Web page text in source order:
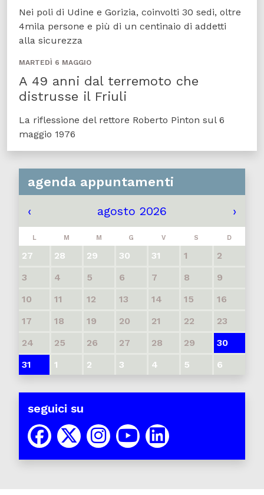
Nei poli di Udine e Gorizia, coinvolti 30 sedi, oltre
4mila persone e più di un centinaio di addetti
alla sicurezza
MARTEDÌ 6 MAGGIO
A 49 anni dal terremoto che
distrusse il Friuli
La riflessione del rettore Roberto Pinton sul 6
maggio 1976
agenda appuntamenti
‹ agosto 2026 ›
L M M G V S D
27 28 29 30 31 1
2
3
4 5 6 7 8
9
10
11 12 13 14 15
16
17
18 19 20 21 22
23
24
25 26 27 28 29
30
31
1 2 3 4 5 6
seguici su